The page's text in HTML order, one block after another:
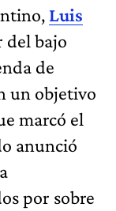
Luis
del bajo
de
un objetivo
marcó el
anunció
por sobre